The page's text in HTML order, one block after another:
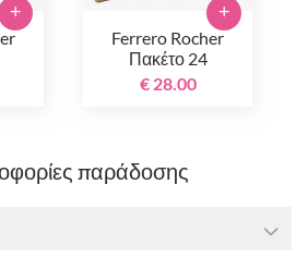
+
Ferrero Rocher
Πακέτο 24
τεμαχίων
€ 28.00
+
παράδοσης